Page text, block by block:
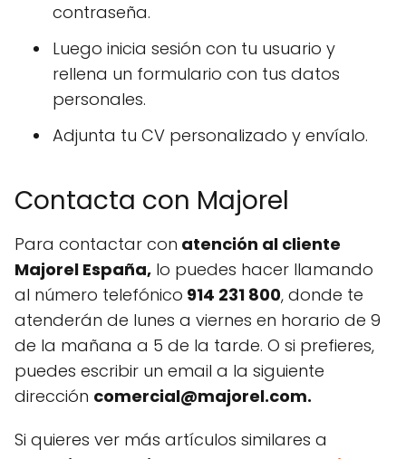
contraseña.
Luego inicia sesión con tu usuario y
rellena un formulario con tus datos
personales.
Adjunta tu CV personalizado y envíalo.
Contacta con Majorel
Para contactar con atención al cliente
Majorel España, lo puedes hacer llamando
al número telefónico 914 231 800, donde te
atenderán de lunes a viernes en horario de 9
de la mañana a 5 de la tarde. O si prefieres,
puedes escribir un email a la siguiente
dirección comercial@majorel.com.
Si quieres ver más artículos similares a